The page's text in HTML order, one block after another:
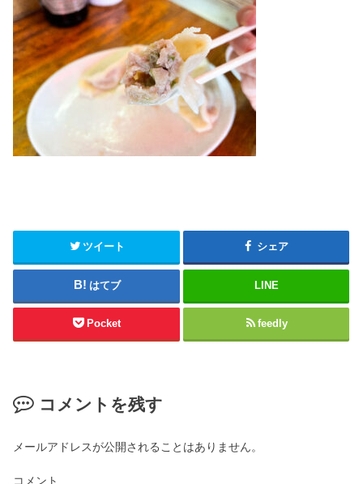
ツイート シェア
はてブ LINE
Pocket feedly
コメントを残す
メールアドレスが公開されることはありません。
コメント